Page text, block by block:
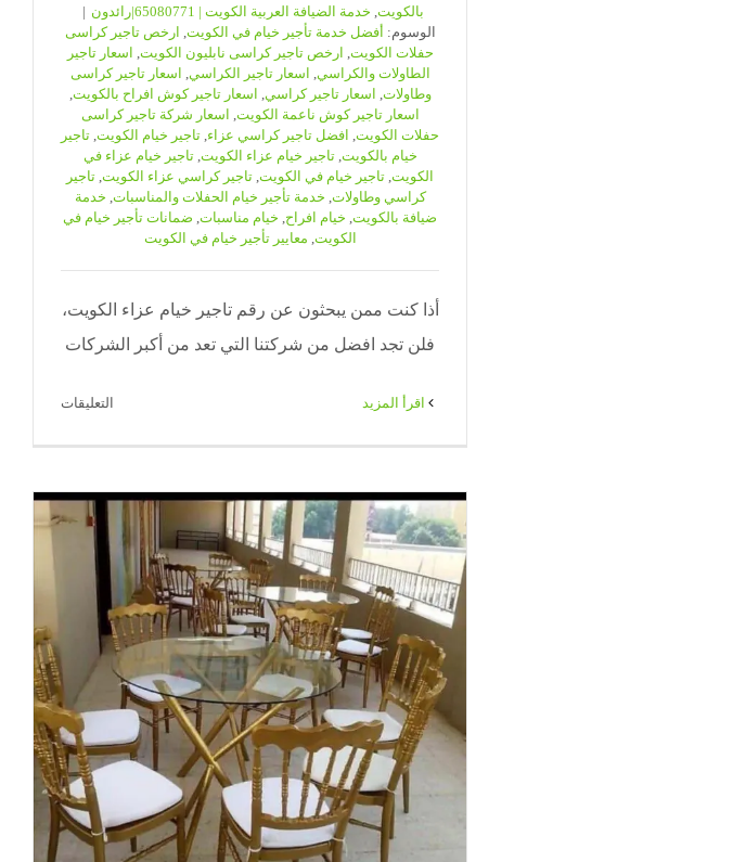
بالكويت, خدمة الضيافة العربية الكويت | 65080771|رائدون
|
الوسوم: أفضل خدمة تأجير خيام في الكويت, ارخص تاجير كراسى
حفلات الكويت, ارخص تاجير كراسى نابليون الكويت, اسعار تاجير
الطاولات والكراسي, اسعار تاجير الكراسي, اسعار تاجير كراسى
وطاولات, اسعار تاجير كراسي, اسعار تاجير كوش افراح بالكويت,
اسعار تاجير كوش ناعمة الكويت, اسعار شركة تاجير كراسى
حفلات الكويت, افضل تاجير كراسي عزاء, تاجير خيام الكويت, تاجير
خيام بالكويت,تاجير خيام عزاء الكويت,تاجير خيام عزاء في
الكويت, تاجير خيام في الكويت, تاجير كراسي عزاء الكويت, تاجير
كراسي وطاولات, خدمة تأجير خيام الحفلات والمناسبات, خدمة
ضيافة بالكويت, خيام افراح, خيام مناسبات, ضمانات تأجير خيام في
الكويت, معايير تأجير خيام في الكويت
أذا كنت ممن يبحثون عن رقم تاجير خيام عزاء الكويت،
فلن تجد افضل من شركتنا التي تعد من أكبر الشركات
‫اقرأ المزيد التعليقات
الكويت
الكويت
مغلقة